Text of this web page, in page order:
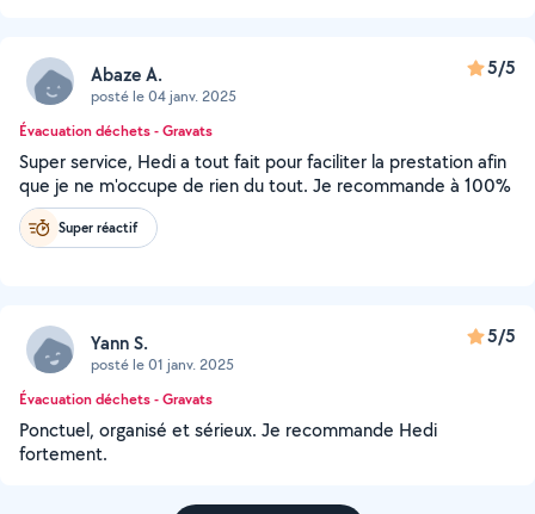
Abaze A.
posté le 04 janv. 2025
5/5
Évacuation déchets - Gravats
Super service, Hedi a tout fait pour faciliter la prestation afin
que je ne m'occupe de rien du tout. Je recommande à 100%
Super réactif
Yann S.
posté le 01 janv. 2025
5/5
Évacuation déchets - Gravats
Ponctuel, organisé et sérieux. Je recommande Hedi
fortement.